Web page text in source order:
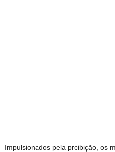
Impulsionados pela proibição, os